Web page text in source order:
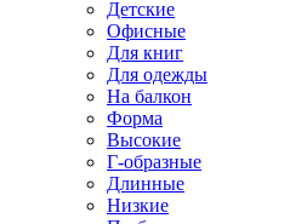
Детские
Офисные
Для книг
Для одежды
На балкон
Форма
Высокие
Г-образные
Длинные
Низкие